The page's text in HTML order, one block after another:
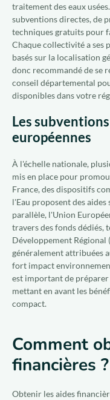
traitement des eaux
subventions directes, de
techniques gratuits pour
Chaque collectivité a ses
basés sur la localisation
donc recommandé de se
conseil départemental
disponibles dans votre
Les
européennes
À l'échelle nationale,
mis en place pour
France, des dispositifs
l'Eau proposent des
parallèle, l'Union
travers des fonds dédiés,
Développement Régional
généralement attribuées
fort impact
est important de
mettant en avant les
compact.
Comment
financières ?
Obtenir les aides